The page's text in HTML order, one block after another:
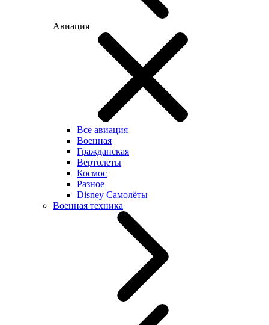
Авиация
Все авиация
Военная
Гражданская
Вертолеты
Космос
Разное
Disney Самолёты
Военная техника